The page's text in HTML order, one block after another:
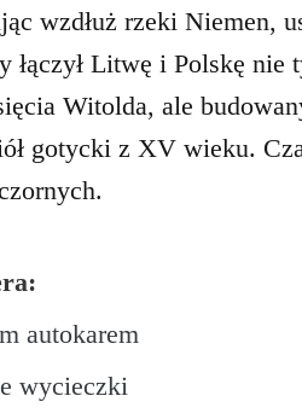
wzdłuż rzeki Niemen,
łączył Litwę i Polskę
Witolda, ale
gotycki z XV wieku.
autokarem
wycieczki